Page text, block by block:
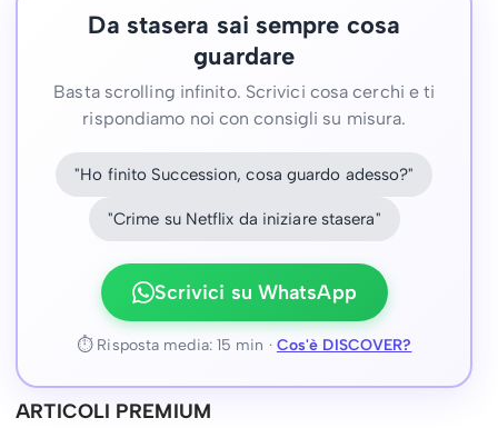
Da stasera sai sempre cosa
guardare
Basta scrolling infinito. Scrivici cosa cerchi e ti
rispondiamo noi con consigli su misura.
"Ho finito Succession, cosa guardo adesso?"
"Crime su Netflix da iniziare stasera"
Scrivici su WhatsApp
⏱ Risposta media: 15 min · Cos'è DISCOVER?
ARTICOLI PREMIUM